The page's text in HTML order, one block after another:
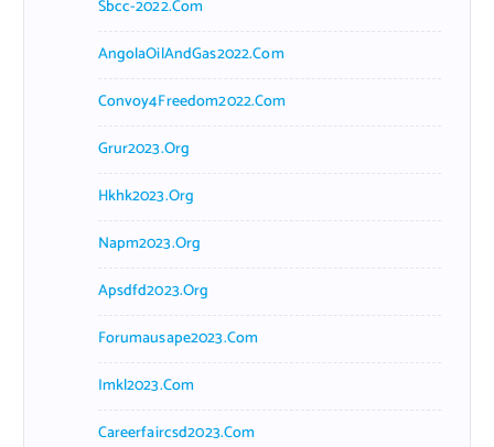
Sbcc-2022.com
AngolaOilAndGas2022.com
Convoy4Freedom2022.com
Grur2023.org
Hkhk2023.org
Napm2023.org
Apsdfd2023.org
Forumausape2023.com
Imkl2023.com
Careerfaircsd2023.com